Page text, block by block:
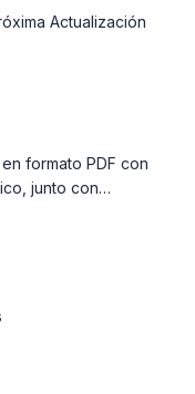
Actualización
formato PDF con
junto con
analistas. Para
de precios a